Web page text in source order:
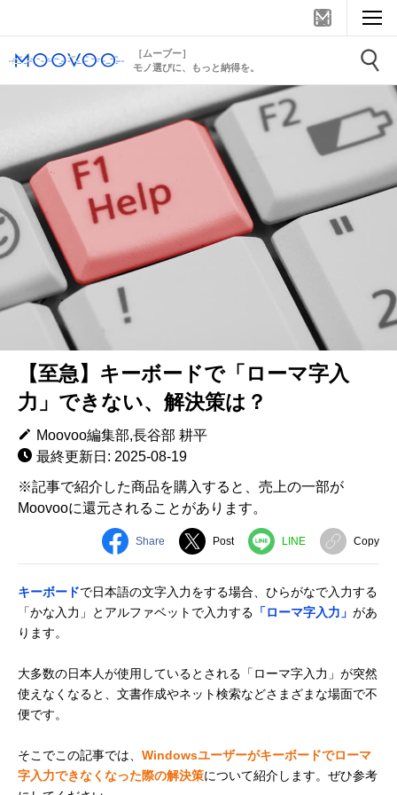
［ムーブー］
モノ選びに、もっと納得を。
【至急】キーボードで「ローマ字入
力」できない、解決策は？
Moovoo編集部,長谷部 耕平
最終更新日: 2025-08-19
※記事で紹介した商品を購入すると、売上の一部が
Moovooに還元されることがあります。
Share Post LINE Copy
キーボードで日本語の文字入力をする場合、ひらがなで入力する
「かな入力」とアルファベットで入力する 「ローマ字入力」 があ
ります。
大多数の日本人が使用しているとされる「ローマ字入力」が突然
使えなくなると、文書作成やネット検索などさまざまな場面で不
便です。
そこでこの記事では、 Windowsユーザーがキーボードでローマ
字入力できなくなった際の解決策について紹介します。ぜひ参考